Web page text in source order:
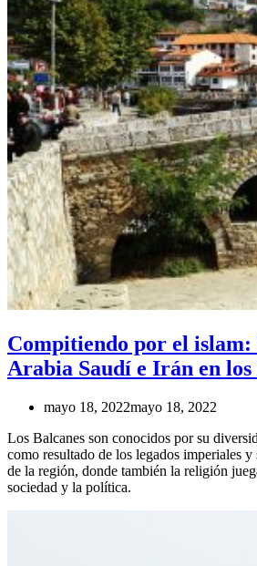
Compitiendo por el
Arabia Saudí e Irán en los
mayo 18, 2022mayo 18, 2022
Los Balcanes son conocidos por su
como resultado de los legados imperiales
de la región, donde también la religión
sociedad y la política.